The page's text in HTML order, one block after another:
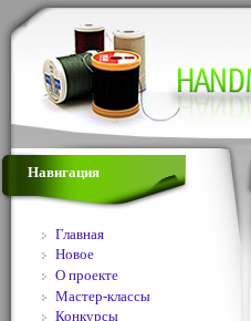
Навигация
Главная
Новое
О проекте
Мастер-классы
Конкурсы